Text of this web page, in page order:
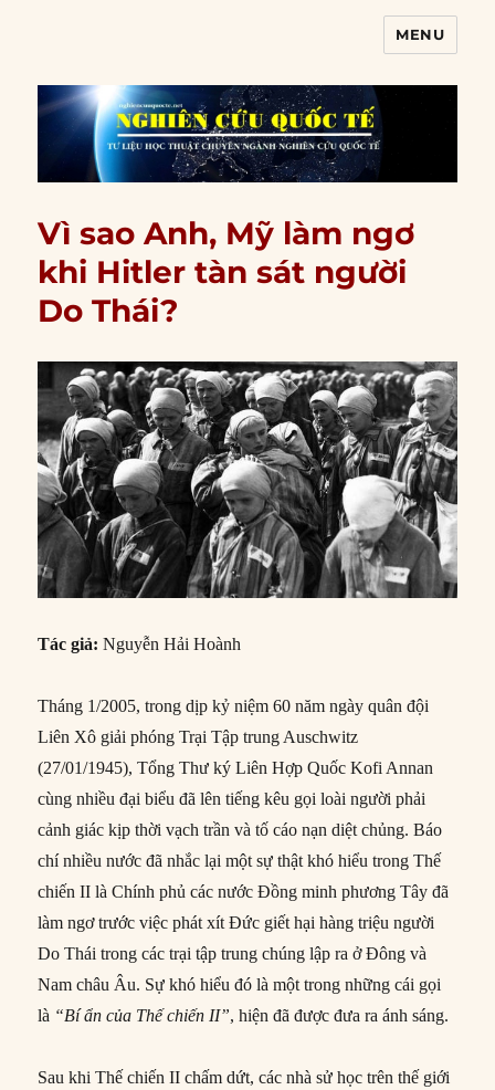
MENU
Vì sao Anh, Mỹ làm ngơ
khi Hitler tàn sát người
Do Thái?
Tác giả: Nguyễn Hải Hoành
Tháng 1/2005, trong dịp kỷ niệm 60 năm ngày quân đội
Liên Xô giải phóng Trại Tập trung Auschwitz
(27/01/1945), Tổng Thư ký Liên Hợp Quốc Kofi Annan
cùng nhiều đại biểu đã lên tiếng kêu gọi loài người phải
cảnh giác kịp thời vạch trần và tố cáo nạn diệt chủng. Báo
chí nhiều nước đã nhắc lại một sự thật khó hiểu trong Thế
chiến II là Chính phủ các nước Đồng minh phương Tây đã
làm ngơ trước việc phát xít Đức giết hại hàng triệu người
Do Thái trong các trại tập trung chúng lập ra ở Đông và
Nam châu Âu. Sự khó hiểu đó là một trong những cái gọi
là “Bí ẩn của Thế chiến II”, hiện đã được đưa ra ánh sáng.
Sau khi Thế chiến II chấm dứt, các nhà sử học trên thế giới